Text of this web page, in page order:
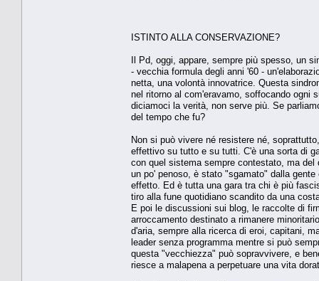
ISTINTO ALLA CONSERVAZIONE?
Il Pd, oggi, appare, sempre più spesso, un
- vecchia formula degli anni '60 -
netta, una volontà innovatrice. Questa
nel ritorno al com'eravamo, soffocando ogni
diciamoci la verità, non serve più. Se
del tempo che fu?
Non si può vivere né resistere né,
effettivo su tutto e su tutti. C'è una sorta di
con quel sistema sempre contestato, ma
un po' penoso, è stato "sgamato" dalla
effetto. Ed è tutta una gara tra chi è più
tiro alla fune quotidiano scandito da una
E poi le discussioni sui blog, le raccolte di
arroccamento destinato a rimanere
d'aria, sempre alla ricerca di eroi, capitani,
leader senza programma mentre si può
questa "vecchiezza" può sopravvivere, e
riesce a malapena a perpetuare una vita